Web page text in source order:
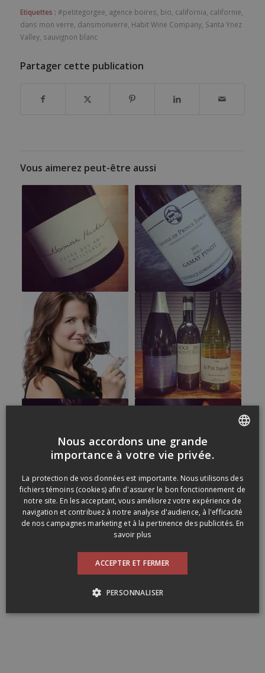
Etiquettes : #petitegorgee agence boires bio california californie
dans mon verre dansmonverre Habit Wine Company, Santa Ynez
Valley, sauvignon blanc
Partager cette publication
Vous aimerez peut-être aussi
Nous accordons une grande
importance à votre vie privée.
La protection de vos données est importante. Nous utilisons des
fichiers témoins (cookies) afin d'assurer le bon fonctionnement de
notre site. En les acceptant, vous améliorez votre expérience de
navigation et contribuez à notre analyse d'audience, à l'efficacité
de nos campagnes marketing et à la pertinence des publicités. En
savoir plus
ACCEPTER ET FERMER
PERSONNALISER